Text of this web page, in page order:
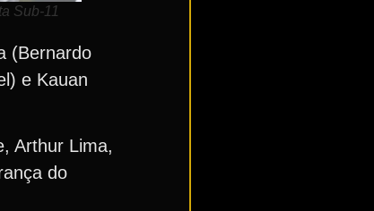
Sub-11
(Bernardo
e Kauan
Arthur Lima,
do